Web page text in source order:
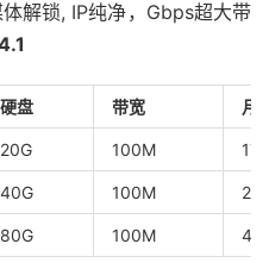
解锁, IP纯净，Gbps超大带
硬盘 带宽 月
20G 100M 1T
40G 100M 2T
80G 100M 4T